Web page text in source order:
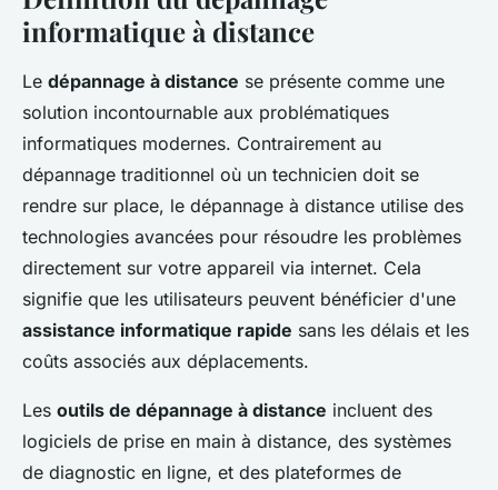
informatique à distance
Le dépannage à distance se présente comme une
solution incontournable aux problématiques
informatiques modernes. Contrairement au
dépannage traditionnel où un technicien doit se
rendre sur place, le dépannage à distance utilise des
technologies avancées pour résoudre les problèmes
directement sur votre appareil via internet. Cela
signifie que les utilisateurs peuvent bénéficier d'une
assistance informatique rapide sans les délais et les
coûts associés aux déplacements.
Les outils de dépannage à distance incluent des
logiciels de prise en main à distance, des systèmes
de diagnostic en ligne, et des plateformes de